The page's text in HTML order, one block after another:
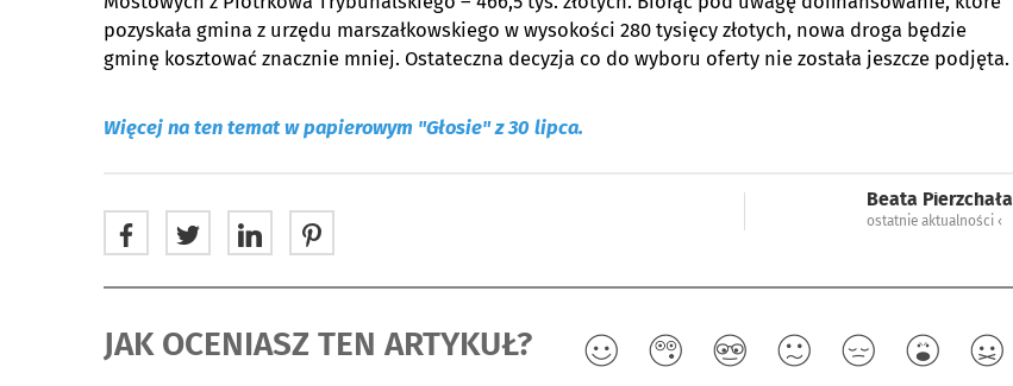
pozyskała gmina z urzędu marszałkowskiego w wysokości 280 tysięcy złotych, nowa droga będzie
gminę kosztować znacznie mniej. Ostateczna decyzja co do wyboru oferty nie została jeszcze podjęta.
Więcej na ten temat w papierowym "Głosie" z 30 lipca.
Beata Pierzchała
ostatnie aktualności ‹
JAK OCENIASZ TEN ARTYKUŁ?